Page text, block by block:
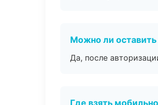
Можно ли оставить
Да, после
Где взять